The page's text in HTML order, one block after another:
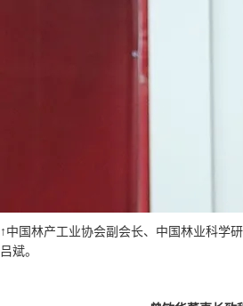
↑中国林产工业协会副会长、中国林业科学
吕斌。